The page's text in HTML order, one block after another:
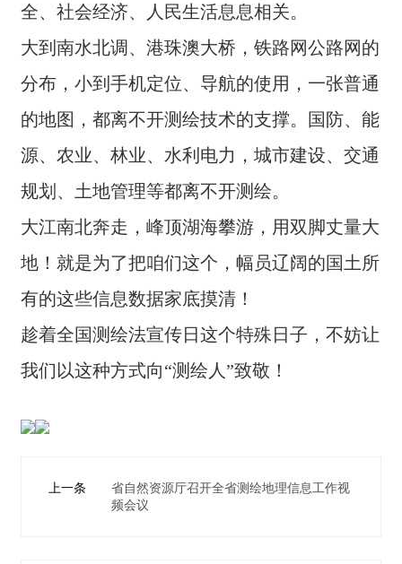
工
天
地
才
T
（中
国）
全、社会经济、人民生活息息相关。
大到南水北调、港珠澳大桥， 铁路网公路网的
分布， 小到手机定位、导航的使用， 一张普通
的地图， 都离不开测绘技术的支撑。 国防、能
源、农业、林业、水利电力， 城市建设、交通
规划、土地管理等都离不开测绘。
大江南北奔走， 峰顶湖海攀游， 用双脚丈量大
地！ 就是为了把咱们这个， 幅员辽阔的国土所
有的这些信息数据家底摸清！
趁着全国测绘法宣传日这个特殊日子，不妨让
我们以这种方式向“测绘人”致敬！
上一条
省自然资源厅召开全省测绘地理信息工作视
频会议